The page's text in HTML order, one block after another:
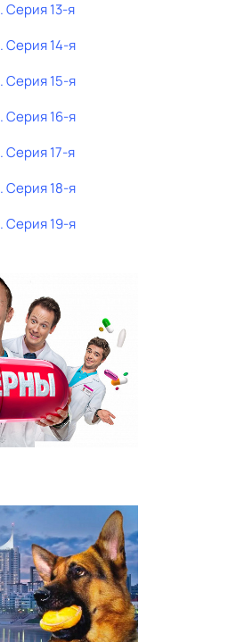
. Серия 13-я
. Серия 14-я
. Серия 15-я
. Серия 16-я
. Серия 17-я
. Серия 18-я
. Серия 19-я